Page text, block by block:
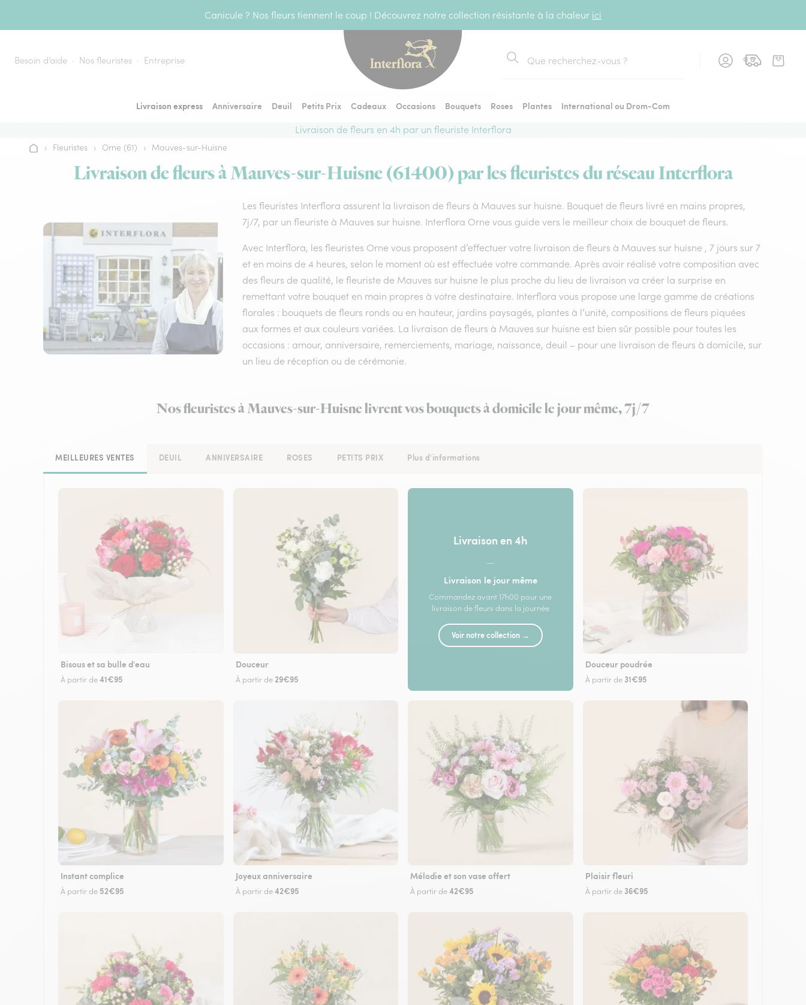
Canicule ? Nos fleurs tiennent le coup ! Découvrez notre collection résistante à la chaleur ici
Besoin d’aide Nos fleuristes Entreprise
Rechercher
Livraison express Anniversaire Deuil Petits Prix Cadeaux Occasions Bouquets Roses Plantes
International ou Drom-Com
Livraison de fleurs en 4h par un fleuriste Interflora
Accueil
› Fleuristes › Orne (61) › Mauves-sur-Huisne
Livraison de fleurs à Mauves-sur-Huisne (61400) par les fleuristes du réseau Interflora
Les fleuristes Interflora assurent la livraison de fleurs à Mauves sur huisne. Bouquet de fleurs livré en mains propres,
7j/7, par un fleuriste à Mauves sur huisne. Interflora Orne vous guide vers le meilleur choix de bouquet de fleurs.
Avec Interflora, les fleuristes Orne vous proposent d’effectuer votre livraison de fleurs à Mauves sur huisne , 7 jours sur 7
et en moins de 4 heures, selon le moment où est effectuée votre commande. Après avoir réalisé votre composition avec
des fleurs de qualité, le fleuriste de Mauves sur huisne le plus proche du lieu de livraison va créer la surprise en
remettant votre bouquet en main propres à votre destinataire. Interflora vous propose une large gamme de créations
florales : bouquets de fleurs ronds ou en hauteur, jardins paysagés, plantes à l’unité, compositions de fleurs piquées
aux formes et aux couleurs variées. La livraison de fleurs à Mauves sur huisne est bien sûr possible pour toutes les
occasions : amour, anniversaire, remerciements, mariage, naissance, deuil – pour une livraison de fleurs à domicile, sur
un lieu de réception ou de cérémonie.
Nos fleuristes à Mauves-sur-Huisne livrent vos bouquets à domicile le jour même, 7j/7
MEILLEURES VENTES DEUIL ANNIVERSAIRE ROSES PETITS PRIX Plus d'informations
Bisous et sa bulle d'eau
À partir de41€95
Douceur
À partir de 29€95
Livraison en 4h
—
Livraison le jour même
Commandez avant 17h00 pour une
livraison de fleurs dans la journée
Voir notre collection →
Douceur poudrée
À partir de 31€95
Instant complice
À partir de 52€95
Joyeux anniversaire
À partir de42€95
Mélodie et son vase offert
À partir de42€95
Plaisir fleuri
À partir de 36€95